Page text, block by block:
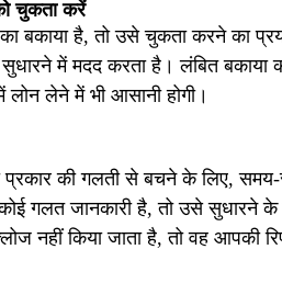
चुकता करें
का बकाया है, तो उसे चुकता करने का
सुधारने में मदद करता है। लंबित
लोन लेने में भी आसानी होगी।
प्रकार की गलती से बचने के लिए,
कोई गलत जानकारी है, तो उसे सुधारने
नहीं किया जाता है, तो वह आपकी